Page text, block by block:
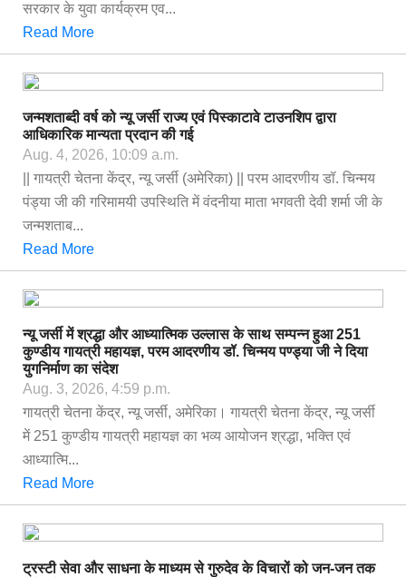
सरकार के युवा कार्यक्रम एव...
Read More
जन्मशताब्दी वर्ष को न्यू जर्सी राज्य एवं पिस्काटावे टाउनशिप द्वारा
आधिकारिक मान्यता प्रदान की गई
Aug. 4, 2026, 10:09 a.m.
|| गायत्री चेतना केंद्र, न्यू जर्सी (अमेरिका) || परम आदरणीय डॉ. चिन्मय
पंड्या जी की गरिमामयी उपस्थिति में वंदनीया माता भगवती देवी शर्मा जी के
जन्मशताब...
Read More
न्यू जर्सी में श्रद्धा और आध्यात्मिक उल्लास के साथ सम्पन्न हुआ 251
कुण्डीय गायत्री महायज्ञ, परम आदरणीय डॉ. चिन्मय पण्ड्या जी ने दिया
युगनिर्माण का संदेश
Aug. 3, 2026, 4:59 p.m.
गायत्री चेतना केंद्र, न्यू जर्सी, अमेरिका। गायत्री चेतना केंद्र, न्यू जर्सी
में 251 कुण्डीय गायत्री महायज्ञ का भव्य आयोजन श्रद्धा, भक्ति एवं
आध्यात्मि...
Read More
ट्रस्टी सेवा और साधना के माध्यम से गुरुदेव के विचारों को जन-जन तक